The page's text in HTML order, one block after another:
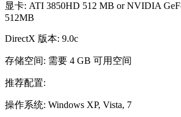
显卡: ATI 3850HD 512 MB or NVIDIA
512MB
DirectX 版本: 9.0c
存储空间: 需要 4 GB 可用空间
推荐配置:
操作系统: Windows XP, Vista, 7